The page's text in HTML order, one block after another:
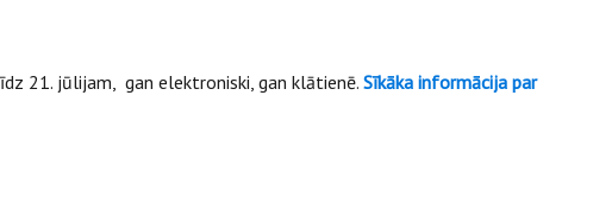
21. jūlijam, gan elektroniski, gan klātienē. Sīkāka informācija par